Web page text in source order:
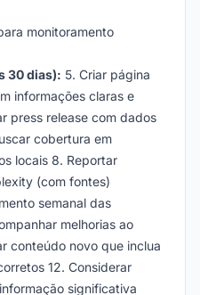
monitoramento
30 dias): 5. Criar página
informações claras e
press release com dados
cobertura em
locais 8. Reportar
(com fontes)
semanal das
melhorias ao
conteúdo novo que inclua
12. Considerar
significativa